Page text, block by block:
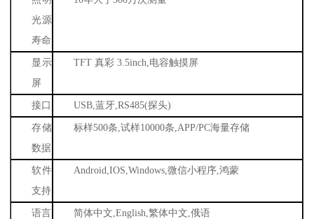
光源
寿命
显示
屏
TFT真彩3.5inch,电容触摸屏
接口 USB,蓝牙,RS485(探头)
存储
数据
标样500条,试样10000条,APP/PC海量存储
软件
支持
Android,IOS,Windows,微信小程序,鸿蒙
语言 简体中文,English,繁体中文,俄语